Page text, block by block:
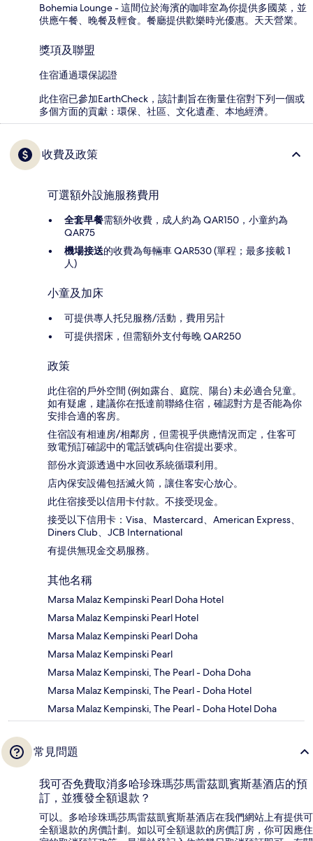
Bohemia Lounge - 這間位於海濱的咖啡室為你提供多國菜，並
供應午餐、晚餐及輕食。餐廳提供歡樂時光優惠。天天營業。
獎項及聯盟
住宿通過環保認證
此住宿已參加EarthCheck，該計劃旨在衡量住宿對下列一個或
多個方面的貢獻：環保、社區、文化遺產、本地經濟。
收費及政策
可選額外設施服務費用
全套早餐需額外收費，成人約為 QAR150，小童約為
QAR75
機場接送的收費為每輛車 QAR530 (單程；最多接載 1
人)
小童及加床
可提供專人托兒服務/活動，費用另計
可提供摺床，但需額外支付每晚 QAR250
政策
此住宿的戶外空間 (例如露台、庭院、陽台) 未必適合兒童。
如有疑慮，建議你在抵達前聯絡住宿，確認對方是否能為你
安排合適的客房。
住宿設有相連房/相鄰房，但需視乎供應情況而定，住客可
致電預訂確認中的電話號碼向住宿提出要求。
部份水資源透過中水回收系統循環利用。
店內保安設備包括滅火筒，讓住客安心放心。
此住宿接受以信用卡付款。不接受現金。
接受以下信用卡：Visa、Mastercard、American Express、
Diners Club、JCB International
有提供無現金交易服務。
其他名稱
Marsa Malaz Kempinski Pearl Doha Hotel
Marsa Malaz Kempinski Pearl Hotel
Marsa Malaz Kempinski Pearl Doha
Marsa Malaz Kempinski Pearl
Marsa Malaz Kempinski, The Pearl - Doha Doha
Marsa Malaz Kempinski, The Pearl - Doha Hotel
Marsa Malaz Kempinski, The Pearl - Doha Hotel Doha
常見問題
我可否免費取消多哈珍珠瑪莎馬雷茲凱賓斯基酒店的預
訂，並獲發全額退款？
可以。多哈珍珠瑪莎馬雷茲凱賓斯基酒店在我們網站上有提供可
全額退款的房價計劃。如以可全額退款的房價訂房，你可因應住